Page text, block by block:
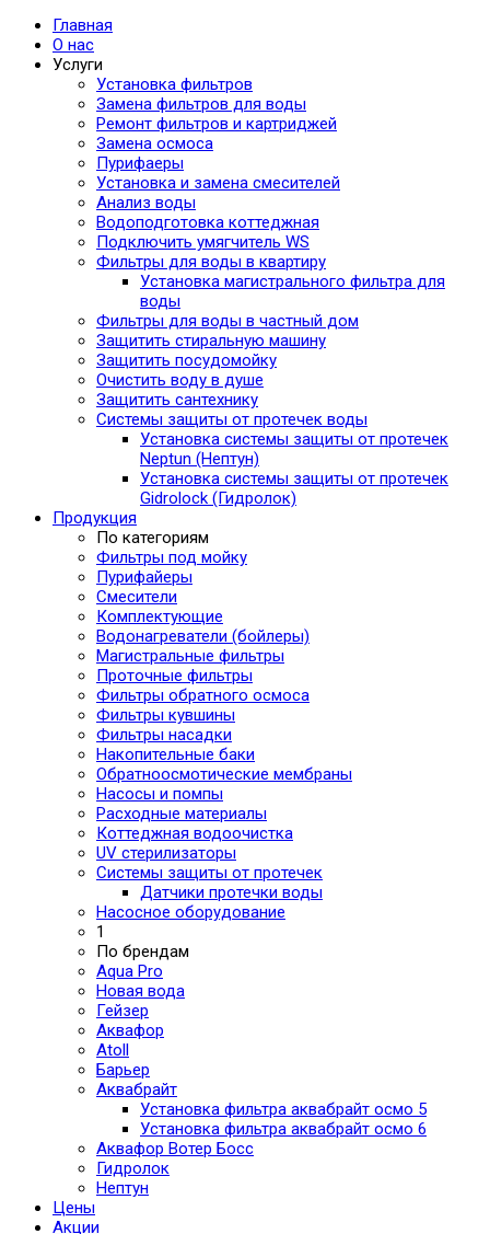
Главная
О нас
Услуги
Установка фильтров
Замена фильтров для воды
Ремонт фильтров и картриджей
Замена осмоса
Пурифаеры
Установка и замена смесителей
Анализ воды
Водоподготовка коттеджная
Подключить умягчитель WS
Фильтры для воды в квартиру
Установка магистрального фильтра для
воды
Фильтры для воды в частный дом
Защитить стиральную машину
Защитить посудомойку
Очистить воду в душе
Защитить сантехнику
Системы защиты от протечек воды
Установка системы защиты от протечек
Neptun (Нептун)
Установка системы защиты от протечек
Gidrolock (Гидролок)
Продукция
По категориям
Фильтры под мойку
Пурифайеры
Смесители
Комплектующие
Водонагреватели (бойлеры)
Магистральные фильтры
Проточные фильтры
Фильтры обратного осмоса
Фильтры кувшины
Фильтры насадки
Накопительные баки
Обратноосмотические мембраны
Насосы и помпы
Расходные материалы
Коттеджная водоочистка
UV стерилизаторы
Системы защиты от протечек
Датчики протечки воды
Насосное оборудование
1
По брендам
Aqua Pro
Новая вода
Гейзер
Аквафор
Atoll
Барьер
Аквабрайт
Установка фильтра аквабрайт осмо 5
Установка фильтра аквабрайт осмо 6
Аквафор Вотер Босс
Гидролок
Нептун
Цены
Акции